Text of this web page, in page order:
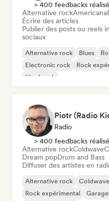
> 400 feedbacks
Alternative rockAmericana
Écrire des articles
Publier des posts ou reels
sociaux
Alternative rock Blues
Electronic rock
Rock
Hard rock
Piotr (Radio
Radio
> 400 feedbacks
Alternative rockColdwave
Dream popDrum and Bass
Diffuser des artistes en
Alternative rock Coldwave
Rock expérimental